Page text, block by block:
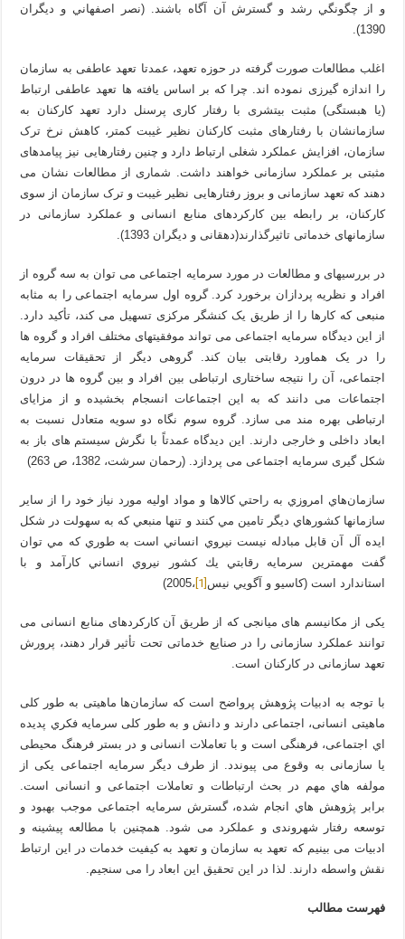
و از چگونگي رشد و گسترش آن آگاه باشند. (نصر اصفهاني و دیگران
1390).
اغلب مطالعات صورت گرفته در حوزه تعهد، عمدتا تعهد عاطفی به سازمان
را اندازه گیرزی نموده اند. چرا که بر اساس یافته ها تعهد عاطفی ارتباط
(یا هبستگی) مثبت بیتشری با رفتار کاری پرسنل دارد تعهد کارکنان به
سازمانشان با رفتارهای مثبت کارکنان نظیر غیبت کمتر، کاهش نرخ ترک
سازمان، افزایش عملکرد شغلی ارتباط دارد و چنین رفتارهایی نیز پیامدهای
مثبتی بر عملکرد سازمانی خواهند داشت. شماری از مطالعات نشان می
دهند که تعهد سازمانی و بروز رفتارهایی نظیر غیبت و ترک سازمان از سوی
کارکنان، بر رابطه بین کارکردهای منابع انسانی و عملکرد سازمانی در
سازمان­های خدماتی تاثیرگذارند(دهقانی و دیگران 1393).
در بررسی­های و مطالعات در مورد سرمایه اجتماعی می توان به سه گروه از
افراد و نظریه پردازان برخورد کرد. گروه اول سرمايه اجتماعی را به مثابه
منبعی که کارها را از طريق يک کنشگر مرکزی تسهيل می کند، تأکيد دارد.
از اين ديدگاه سرمايه اجتماعی می تواند موفقيت­های مختلف افراد و گروه ها
را در يک هماورد رقابتی بيان کند. گروهی ديگر از تحقيقات سرمايه
اجتماعی، آن را نتيجه ساختاری ارتباطی بين افراد و بين گروه ها در درون
اجتماعات می دانند که به اين اجتماعات انسجام بخشيده و از مزايای
ارتباطی بهره مند می سازد. گروه سوم نگاه دو سويه متعادل نسبت به
ابعاد داخلی و خارجی دارند. اين ديدگاه عمدتاً با نگرش سيستم های باز به
شکل گيری سرمايه اجتماعی می پردازد. (رحمان سرشت، 1382، ص 263)
سازمان‌هاي امروزي به راحتي كالاها و مواد اوليه مورد نياز خود را از ساير
سازمانها كشورهاي ديگر تامين مي كنند و تنها منبعي كه به سهولت در شكل
ايده آل آن قابل مبادله نيست نيروي انساني است به طوري كه مي توان
گفت مهمترين سرمايه رقابتي يك كشور نيروي انساني كارآمد و با
استاندارد است (كاسيو و آگويي نيس [1] ،2005)
یکی از مکانیسم های میانجی که از طریق آن کارکردهای منابع انسانی می
توانند عملکرد سازمانی را در صنایع خدماتی تحت تأثیر قرار دهند، پرورش
تعهد سازمانی در کارکنان است.
با توجه به ادبیات پژوهش پرواضح است که سازمان‌ها ماهیتی به طور کلی
ماهیتی انسانی، اجتماعی دارند و دانش و به طور کلی سرمایه فکري پدیده
اي اجتماعی، فرهنگی است و با تعاملات انسانی و در بستر فرهنگ محیطی
یا سازمانی به وقوع می پیوندد. از طرف دیگر سرمایه اجتماعی یکی از
مولفه هاي مهم در بحث ارتباطات و تعاملات اجتماعی و انسانی است.
برابر پژوهش هاي انجام شده، گسترش سرمایه اجتماعی موجب بهبود و
توسعه رفتار شهروندی و عملکرد می شود. همچنین با مطالعه پیشینه و
ادبیات می بینیم که تعهد به سازمان و تعهد به کیفیت خدمات در این ارتباط
نقش واسطه دارند. لذا در این تحقیق این ابعاد را می سنجیم.
فهرست مطالب